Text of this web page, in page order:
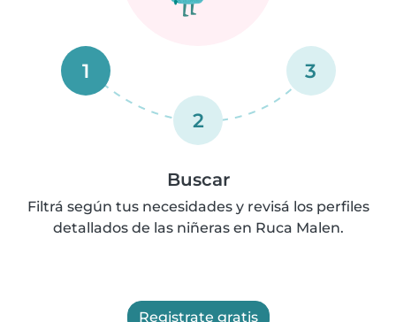
1
2
3
Buscar
Filtrá según tus necesidades y revisá los perfiles
detallados de las niñeras en Ruca Malen.
Registrate gratis